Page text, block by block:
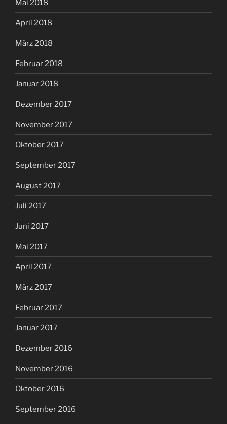
Mai 2018
April 2018
März 2018
Februar 2018
Januar 2018
Dezember 2017
November 2017
Oktober 2017
September 2017
August 2017
Juli 2017
Juni 2017
Mai 2017
April 2017
März 2017
Februar 2017
Januar 2017
Dezember 2016
November 2016
Oktober 2016
September 2016